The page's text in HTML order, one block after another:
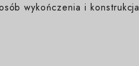
wykończenia i konstrukcja